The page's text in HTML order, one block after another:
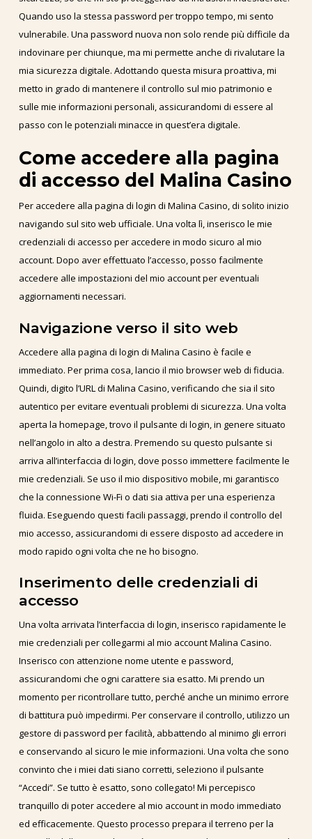
Quando uso la stessa password per troppo tempo, mi sento
vulnerabile. Una password nuova non solo rende più difficile da
indovinare per chiunque, ma mi permette anche di rivalutare la
mia sicurezza digitale. Adottando questa misura proattiva, mi
metto in grado di mantenere il controllo sul mio patrimonio e
sulle mie informazioni personali, assicurandomi di essere al
passo con le potenziali minacce in quest’era digitale.
Come accedere alla pagina
di accesso del Malina Casino
Per accedere alla pagina di login di Malina Casino, di solito inizio
navigando sul sito web ufficiale. Una volta lì, inserisco le mie
credenziali di accesso per accedere in modo sicuro al mio
account. Dopo aver effettuato l’accesso, posso facilmente
accedere alle impostazioni del mio account per eventuali
aggiornamenti necessari.
Navigazione verso il sito web
Accedere alla pagina di login di Malina Casino è facile e
immediato. Per prima cosa, lancio il mio browser web di fiducia.
Quindi, digito l’URL di Malina Casino, verificando che sia il sito
autentico per evitare eventuali problemi di sicurezza. Una volta
aperta la homepage, trovo il pulsante di login, in genere situato
nell’angolo in alto a destra. Premendo su questo pulsante si
arriva all’interfaccia di login, dove posso immettere facilmente le
mie credenziali. Se uso il mio dispositivo mobile, mi garantisco
che la connessione Wi-Fi o dati sia attiva per una esperienza
fluida. Eseguendo questi facili passaggi, prendo il controllo del
mio accesso, assicurandomi di essere disposto ad accedere in
modo rapido ogni volta che ne ho bisogno.
Inserimento delle credenziali di
accesso
Una volta arrivata l’interfaccia di login, inserisco rapidamente le
mie credenziali per collegarmi al mio account Malina Casino.
Inserisco con attenzione nome utente e password,
assicurandomi che ogni carattere sia esatto. Mi prendo un
momento per ricontrollare tutto, perché anche un minimo errore
di battitura può impedirmi. Per conservare il controllo, utilizzo un
gestore di password per facilità, abbattendo al minimo gli errori
e conservando al sicuro le mie informazioni. Una volta che sono
convinto che i miei dati siano corretti, seleziono il pulsante
“Accedi”. Se tutto è esatto, sono collegato! Mi percepisco
tranquillo di poter accedere al mio account in modo immediato
ed efficacemente. Questo processo prepara il terreno per la